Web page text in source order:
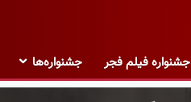
جشنواره فیلم فجر جشنواره‌ها